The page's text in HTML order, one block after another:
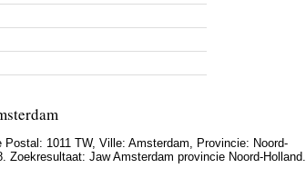
Postal: 1011 TW, Ville: Amsterdam, Provincie: Noord-
. Zoekresultaat: Jaw Amsterdam provincie Noord-Holland.